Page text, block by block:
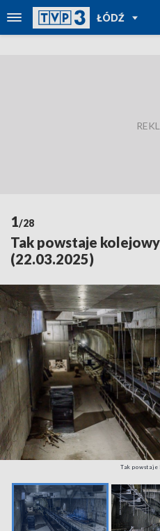
ŁÓDŹ
POWRÓT
DO
REGIONY
1/28
Tak powstaje
(22.03.2025)
Tak